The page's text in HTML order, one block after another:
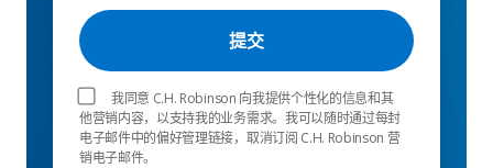
我同意 C.H. Robinson 向我提供个性化的信息和其
他营销内容，以支持我的业务需求。我可以随时通过每封
电子邮件中的偏好管理链接，取消订阅 C.H. Robinson 营
销电子邮件。